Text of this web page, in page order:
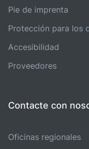
Pie de imprenta
Protección para los
Accesibilidad
Proveedores
Contacte con
Oficinas regionales